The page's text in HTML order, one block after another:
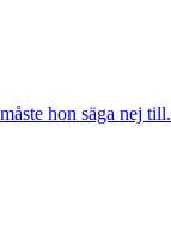
hon säga nej till.